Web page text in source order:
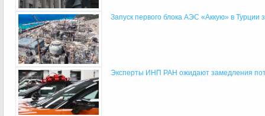
Запуск первого блока АЭС «Аккую» в Турции
Эксперты ИНП РАН ожидают замедления